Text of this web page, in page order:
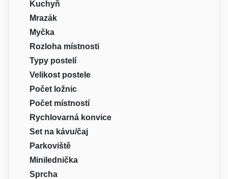
Kuchyň
Mrazák
Myčka
Rozloha místnosti
Typy postelí
Velikost postele
Počet ložnic
Počet místností
Rychlovarná konvice
Set na kávu/čaj
Parkoviště
Minilednička
Sprcha